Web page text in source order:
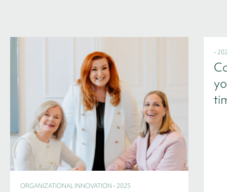
ORGANIZATIONAL INNOVATION - 2025
-